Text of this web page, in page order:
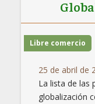
Libre comercio
25 de abril de
La lista de las
globalización